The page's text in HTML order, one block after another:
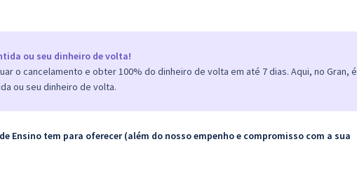
ou seu dinheiro de volta!
o cancelamento e obter 100% do dinheiro de volta em até 7 dias. Aqui, no Gran, é
ou seu dinheiro de volta.
Ensino tem para oferecer (além do nosso empenho e compromisso com a sua